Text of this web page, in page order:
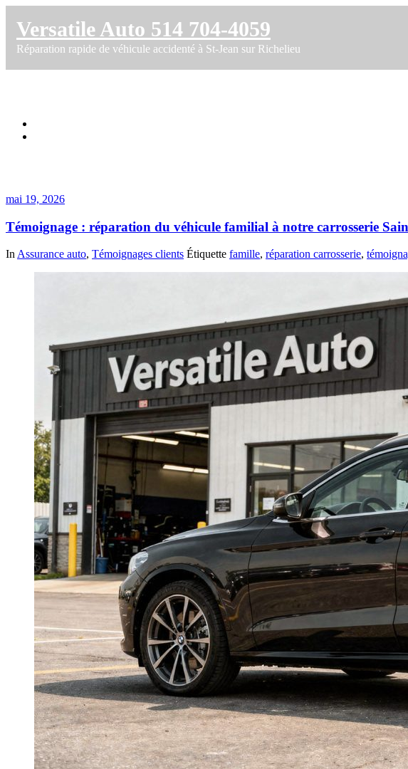
Versatile Auto 514 704-4059
Réparation rapide de véhicule accidenté à St-Jean sur Richelieu
mai 19, 2026
Témoignage : réparation du véhicule familial à notre carrosserie
In Assurance auto, Témoignages clients Étiquette famille, réparation carrosserie,